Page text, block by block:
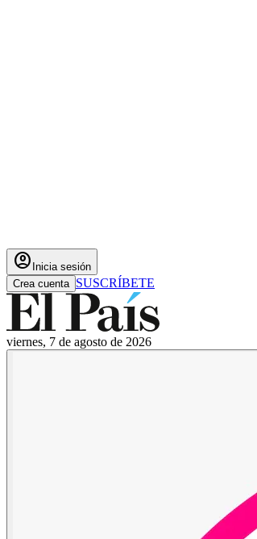
account_circle Inicia sesión
Crea cuenta SUSCRÍBETE
viernes, 7 de agosto de 2026